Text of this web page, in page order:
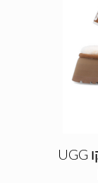
סנדלי האגג פלטפורמה דיסקו UGG